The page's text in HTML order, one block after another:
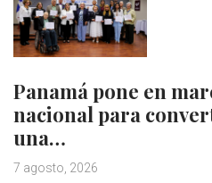
Panamá pone en
nacional para
una…
7 agosto, 2026